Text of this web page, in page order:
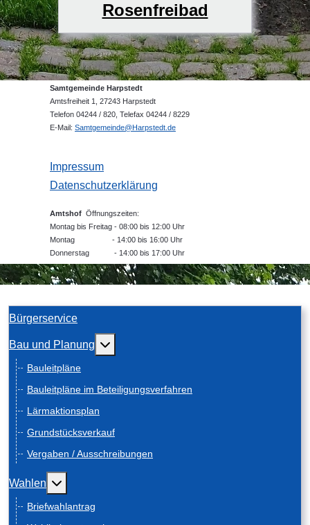
Rosenfreibad
Samtgemeinde Harpstedt
Amtsfreiheit 1, 27243 Harpstedt
Telefon 04244 / 820, Telefax 04244 / 8229
E-Mail: Samtgemeinde@Harpstedt.de
Impressum
Datenschutzerklärung
Amtshof Öffnungszeiten:
Montag bis Freitag - 08:00 bis 12:00 Uhr
Montag - 14:00 bis 16:00 Uhr
Donnerstag - 14:00 bis 17:00 Uhr
Bürgerservice
Bau und Planung Weitere Informationen: Bau und Planung
Bauleitpläne
Bauleitpläne im Beteiligungsverfahren
Lärmaktionsplan
Grundstücksverkauf
Vergaben / Ausschreibungen
Wahlen Weitere Informationen: Wahlen
Briefwahlantrag